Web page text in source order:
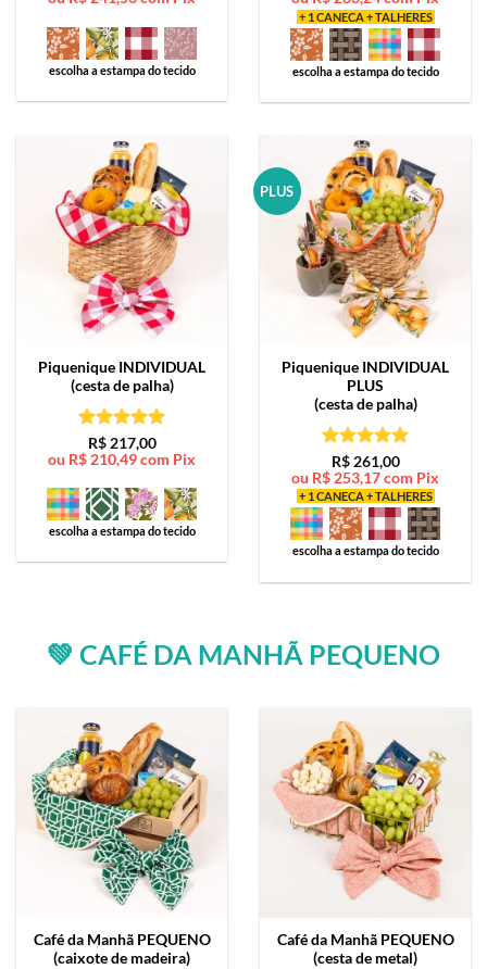
escolha a estampa do tecido
+ 1 CANECA + TALHERES
escolha a estampa do tecido
Piquenique INDIVIDUAL
(cesta de palha)
Avaliação5
de 5
R$217,00
ou R$ 210,49com Pix
escolha a estampa do tecido
PLUS
Piquenique INDIVIDUAL
PLUS
(cesta de palha)
Avaliação5
de 5
R$261,00
ou R$ 253,17com Pix
+ 1 CANECA + TALHERES
escolha a estampa do tecido
💚 CAFÉ DA MANHÃ PEQUENO
Café da Manhã PEQUENO
(caixote de madeira)
Café da Manhã PEQUENO
(cesta de metal)